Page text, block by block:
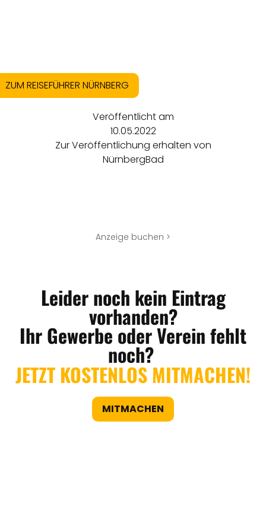
ZUM REISEFÜHRER NÜRNBERG
Veröffentlicht am
10.05.2022
Zur Veröffentlichung erhalten von
NürnbergBad
Anzeige buchen >
Leider noch kein Eintrag
vorhanden?
Ihr Gewerbe oder Verein fehlt
noch?
JETZT KOSTENLOS MITMACHEN!
MITMACHEN